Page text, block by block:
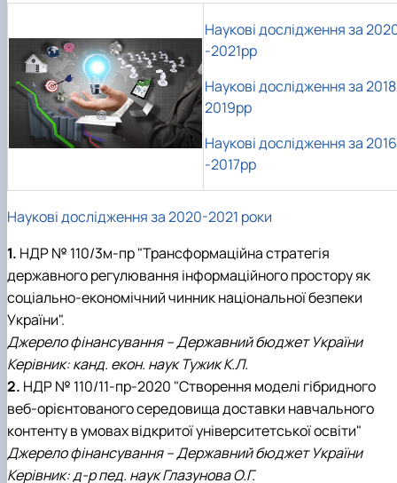
Наукові дослідження за
-2021рр
Наукові дослідження за
2019рр
Наукові дослідження за 2016
-2017рр
Наукові дослідження за 2020-2021 роки
1. НДР № 110/3м-пр "Трансформаційна стратегія
державного регулювання інформаційного простору як
соціально-економічний чинник національної безпеки
України".
Джерело фінансування – Державний бюджет України
Керівник: канд. екон. наук Тужик К.Л.
2. НДР № 110/11-пр-2020 " Створення моделі гібридного
веб-орієнтованого середовища доставки навчального
контенту в умовах відкритої університетської освіти"
Джерело фінансування – Державний бюджет України
Керівник: д-р пед. наук Глазунова О.Г.